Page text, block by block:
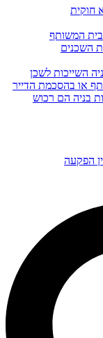
חוקית
בבית המשותף
השכנים
השייכות לשכן
או בהסכמת הדייר
בניה הם רכוש
הפקעה